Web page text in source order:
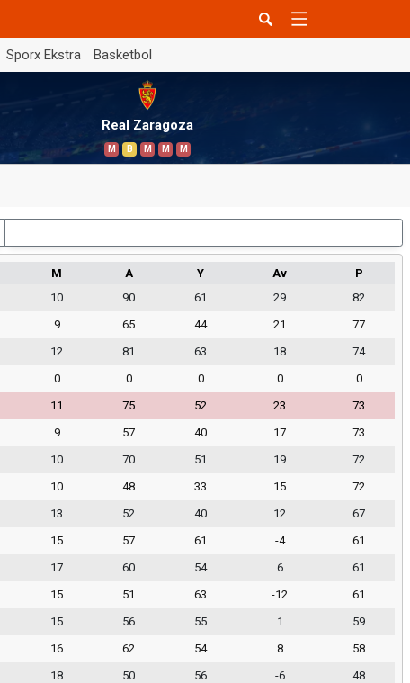
Sporx Ekstra Basketbol
Real Zaragoza
M B M M M
M A Y Av
P
10 90 61 29
82
9 65 44 21
77
12 81 63 18
74
0 0 0 0
0
11 75 52 23
73
9 57 40 17
73
10 70 51 19
72
10 48 33 15
72
13 52 40 12
67
15 57 61 -4
61
17 60 54 6
61
15 51 63 -12
61
15 56 55 1
59
16 62 54 8
58
18 50 56 -6
48